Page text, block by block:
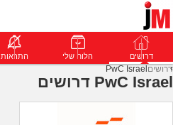
דרושים פרופילים הודעות דרושים הלוח שלי התראות
דרושים PwC Israel
PwC Israel דרושים